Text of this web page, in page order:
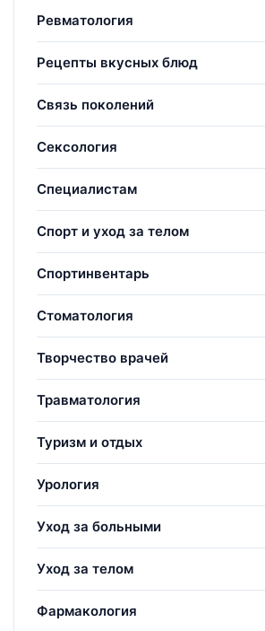
Ревматология
Рецепты вкусных блюд
Связь поколений
Сексология
Специалистам
Спорт и уход за телом
Спортинвентарь
Стоматология
Творчество врачей
Травматология
Туризм и отдых
Урология
Уход за больными
Уход за телом
Фармакология